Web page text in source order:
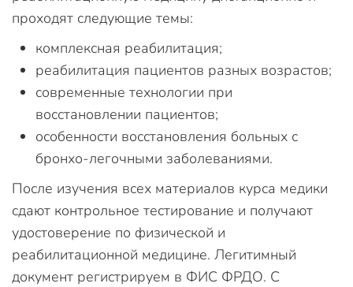
проходят следующие темы:
комплексная реабилитация;
реабилитация пациентов разных возрастов;
современные технологии при
восстановлении пациентов;
особенности восстановления больных с
бронхо-легочными заболеваниями.
После изучения всех материалов курса медики
сдают контрольное тестирование и получают
удостоверение по физической и
реабилитационной медицине. Легитимный
документ регистрируем в ФИС ФРДО. С